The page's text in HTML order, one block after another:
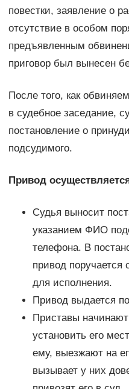
повестки, заявление о
отсутствие в особом
предъявленным
приговор был вынесен
После того, как
в судебное заседание,
постановление о
подсудимого.
Привод
Судья выносит
указанием ФИО
телефона. В
привод поручается
для исполнения.
Привод выдается
Приставы
установить его
ему, выезжают на
вызывает у них